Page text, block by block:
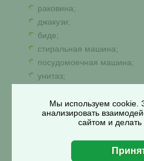
раковина;
джакузи;
биде;
стиральная машина;
посудомоечная машина;
унитаз;
Напротив каждого пункта
число, выбрать подходящий
этого нажать на кнопку
появятся подходящие станции.
Мы используем cookie.
анализировать
сайтом и делать